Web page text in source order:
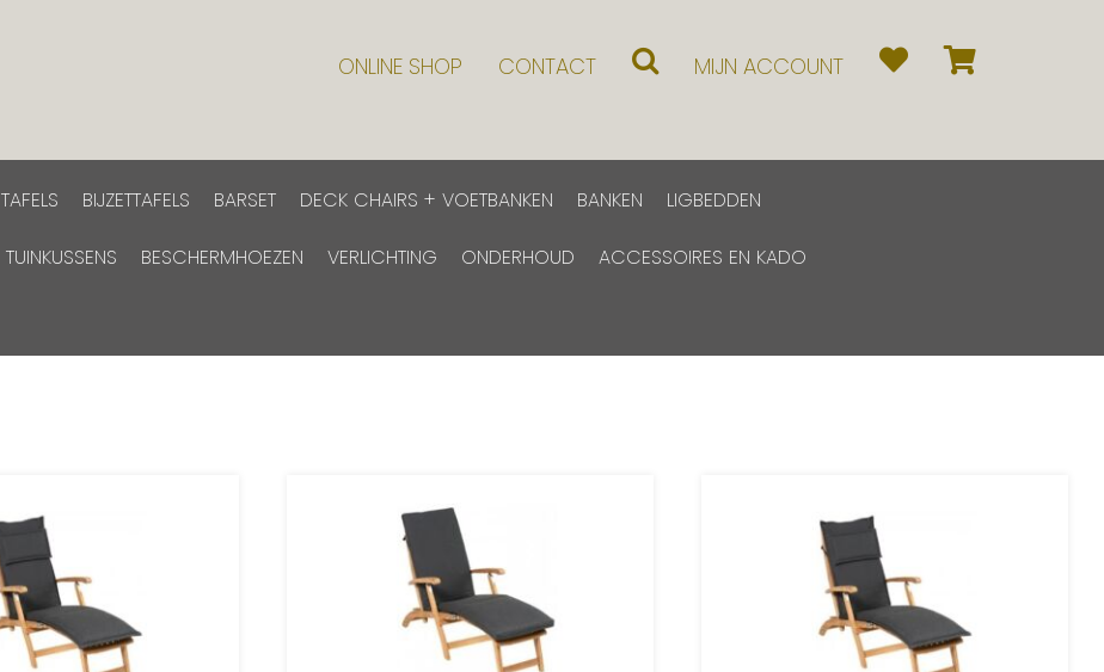
ONLINE SHOP CONTACT MIJN ACCOUNT
TAFELS BIJZETTAFELS BARSET DECK CHAIRS + VOETBANKEN BANKEN LIGBEDDEN
TUINKUSSENS BESCHERMHOEZEN VERLICHTING ONDERHOUD ACCESSOIRES EN KADO